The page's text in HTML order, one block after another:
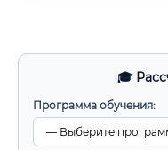
🎓
Программа обучения: